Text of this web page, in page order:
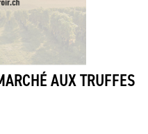
AUX TRUFFES